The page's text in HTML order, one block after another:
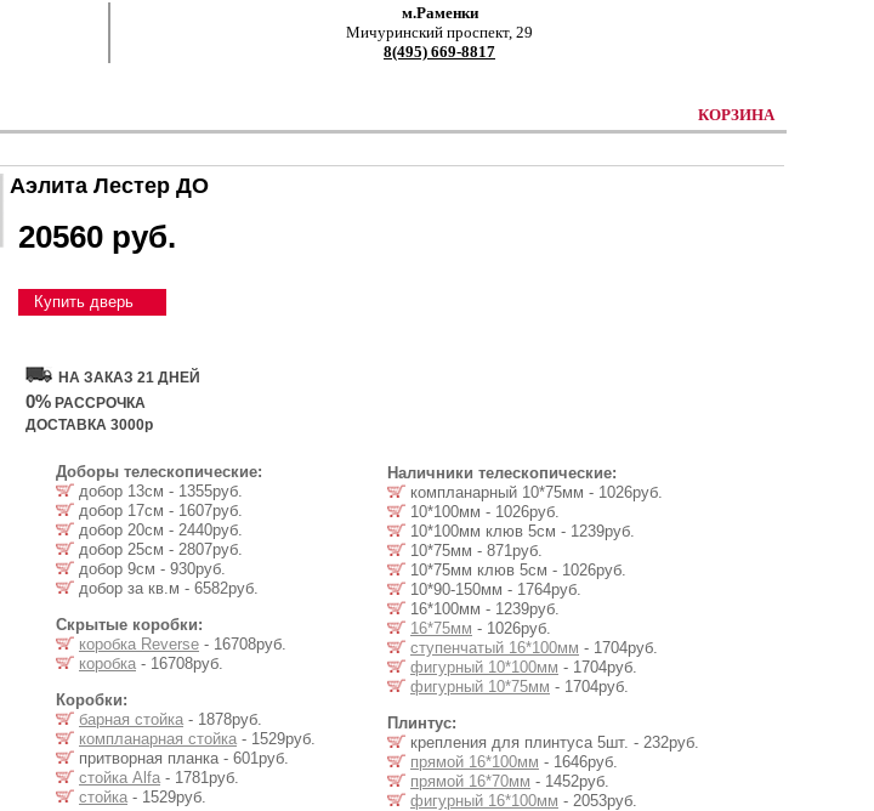
м.Раменки
Мичуринский проспект, 29
8(495) 669-8817
КОРЗИНА
Аэлита Лестер ДО
20560 руб.
Купить дверь
НА ЗАКАЗ 21 ДНЕЙ
0% РАССРОЧКА
ДОСТАВКА 3000р
Доборы телескопические:
добор 13см - 1355руб.
добор 17см - 1607руб.
добор 20см - 2440руб.
добор 25см - 2807руб.
добор 9см - 930руб.
добор за кв.м - 6582руб.
Скрытые коробки:
коробка Reverse - 16708руб.
коробка - 16708руб.
Коробки:
барная стойка - 1878руб.
компланарная стойка - 1529руб.
притворная планка - 601руб.
стойка Alfa - 1781руб.
стойка - 1529руб.
Наличники телескопические:
компланарный 10*75мм - 1026руб.
10*100мм - 1026руб.
10*100мм клюв 5см - 1239руб.
10*75мм - 871руб.
10*75мм клюв 5см - 1026руб.
10*90-150мм - 1764руб.
16*100мм - 1239руб.
16*75мм - 1026руб.
ступенчатый 16*100мм - 1704руб.
фигурный 10*100мм - 1704руб.
фигурный 10*75мм - 1704руб.
Плинтус:
крепления для плинтуса 5шт. - 232руб.
прямой 16*100мм - 1646руб.
прямой 16*70мм - 1452руб.
фигурный 16*100мм - 2053руб.